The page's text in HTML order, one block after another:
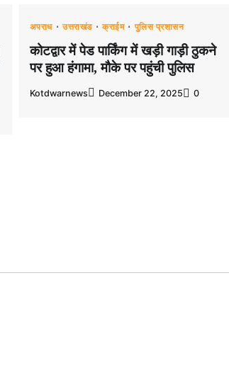
अपराध उत्तराखंड क्राईम पुलिस प्रशासन
कोटद्वार में पेड पार्किंग में खड़ी गाड़ी ठुकने
पर हुआ हंगामा, मौके पर पहुंची पुलिस
Kotdwarnews December 22, 2025 0